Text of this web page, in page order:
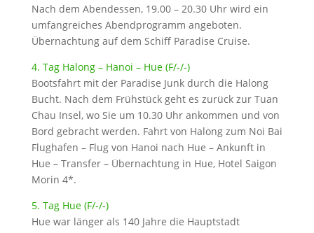
Nach dem Abendessen, 19.00 – 20.30 Uhr wird ein
umfangreiches Abendprogramm angeboten.
Übernachtung auf dem Schiff Paradise Cruise.
4. Tag Halong – Hanoi – Hue (F/-/-)
Bootsfahrt mit der Paradise Junk durch die Halong
Bucht. Nach dem Frühstück geht es zurück zur Tuan
Chau Insel, wo Sie um 10.30 Uhr ankommen und von
Bord gebracht werden. Fahrt von Halong zum Noi Bai
Flughafen – Flug von Hanoi nach Hue – Ankunft in
Hue – Transfer – Übernachtung in Hue, Hotel Saigon
Morin 4*.
5. Tag Hue (F/-/-)
Hue war länger als 140 Jahre die Hauptstadt